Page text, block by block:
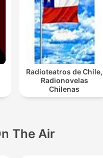
Radioteatros de Chile,
Radionovelas
Chilenas
The Air